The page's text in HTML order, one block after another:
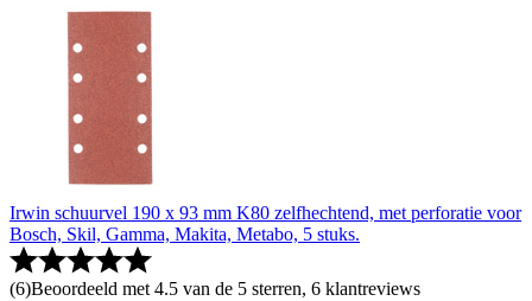
Irwin schuurvel 190 x 93 mm K80 zelfhechtend, met perforatie voor
Bosch, Skil, Gamma, Makita, Metabo, 5 stuks.
(6)Beoordeeld met 4.5 van de 5 sterren, 6 klantreviews